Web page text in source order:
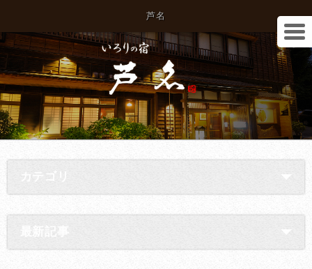
芦名
カテゴリ
最新記事